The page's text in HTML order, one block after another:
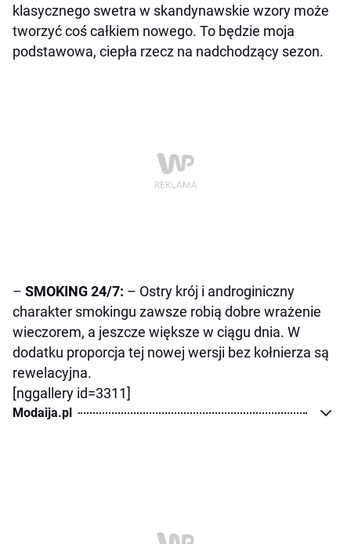
klasycznego swetra w skandynawskie wzory może
tworzyć coś całkiem nowego. To będzie moja
podstawowa, ciepła rzecz na nadchodzący sezon.
– SMOKING 24/7: – Ostry krój i androginiczny
charakter smokingu zawsze robią dobre wrażenie
wieczorem, a jeszcze większe w ciągu dnia. W
dodatku proporcja tej nowej wersji bez kołnierza są
rewelacyjna.
[nggallery id=3311]
Modaija.pl